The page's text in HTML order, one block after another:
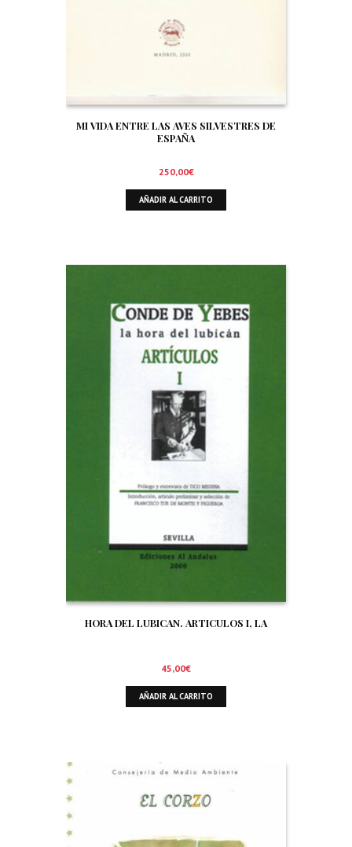
MI VIDA ENTRE LAS AVES SILVESTRES DE
ESPAÑA
250,00€
AÑADIR AL CARRITO
HORA DEL LUBICAN. ARTICULOS I, LA
45,00€
AÑADIR AL CARRITO